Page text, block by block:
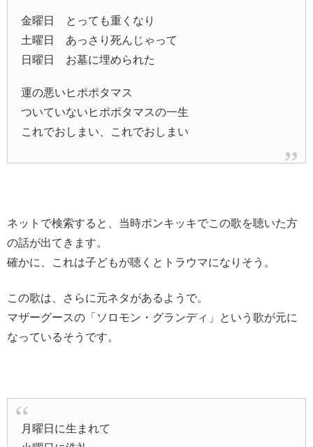
金曜日 とっても重くなり
土曜日 あっさり死んじゃって
日曜日 お墓に埋められた
運の悪いヒポポタマス
ついていないヒポポタマスの一生
これでおしまい、これでおしまい
ネットで検索すると、当時ポンキッキでこの歌を聴いた方
の話が出てきます。
確かに、これは子どもが聴くとトラウマになりそう。
この歌は、さらに元ネタがあるようで。
マザーグースの「ソロモン・グランディ」という歌が元に
なっているそうです。
月曜日に生まれて